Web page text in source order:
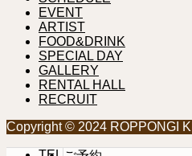
EVENT
ARTIST
FOOD&DRINK
SPECIAL DAY
GALLERY
RENTAL HALL
RECRUIT
Copyright © 2024 ROPPONGI